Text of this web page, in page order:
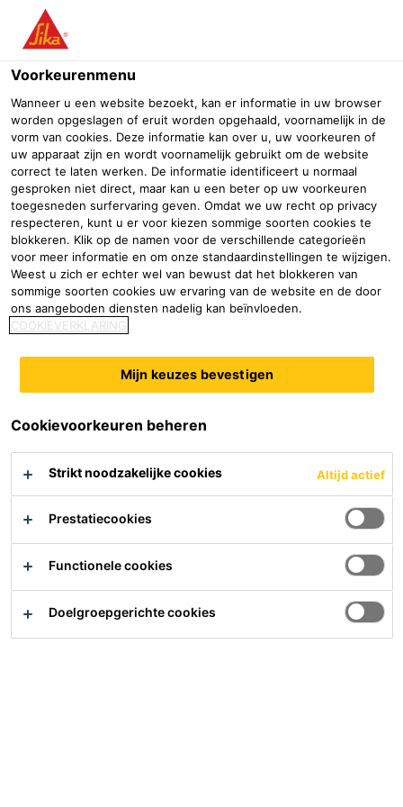
Menu
Zoekresultaten
Search
Hulp nodig?
Contact
Vind het dichtsbijzijnde verkooppunt
Meer waarde, minder impact
Over ons
Voorkeurenmenu
Wanneer u een website bezoekt, kan er informatie in uw browser
worden opgeslagen of eruit worden opgehaald, voornamelijk in de
vorm van cookies. Deze informatie kan over u, uw voorkeuren of
uw apparaat zijn en wordt voornamelijk gebruikt om de website
correct te laten werken. De informatie identificeert u normaal
gesproken niet direct, maar kan u een beter op uw voorkeuren
toegesneden surfervaring geven. Omdat we uw recht op privacy
respecteren, kunt u er voor kiezen sommige soorten cookies te
blokkeren. Klik op de namen voor de verschillende categorieën
voor meer informatie en om onze standaardinstellingen te wijzigen.
Weest u zich er echter wel van bewust dat het blokkeren van
sommige soorten cookies uw ervaring van de website en de door
ons aangeboden diensten nadelig kan beïnvloeden.
COOKIEVERKLARING
Mijn keuzes bevestigen
Cookievoorkeuren beheren
Strikt noodzakelijke cookies Altijd actief
Prestatiecookies
Functionele cookies
Doelgroepgerichte cookies